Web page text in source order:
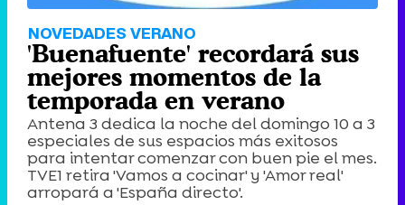
NOVEDADES VERANO
'Buenafuente' recordará sus
mejores momentos de la
temporada en verano
Antena 3 dedica la noche del domingo 10 a 3
especiales de sus espacios más exitosos
para intentar comenzar con buen pie el mes.
TVE1 retira 'Vamos a cocinar' y 'Amor real'
arropará a 'España directo'.